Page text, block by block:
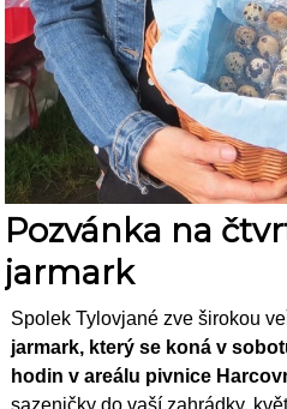
Pozvánka na
jarmark
Spolek Tylovjané zve širokou
jarmark, který se koná v
hodin v areálu pivnice
sazeničky do vaší zahrádky,